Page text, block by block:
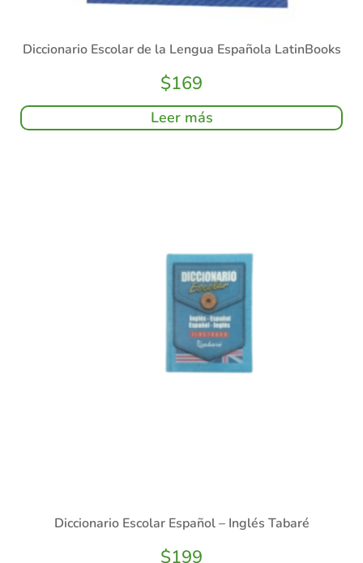
Diccionario Escolar de la Lengua Española LatinBooks
$169
Leer más
Diccionario Escolar Español – Inglés Tabaré
$199